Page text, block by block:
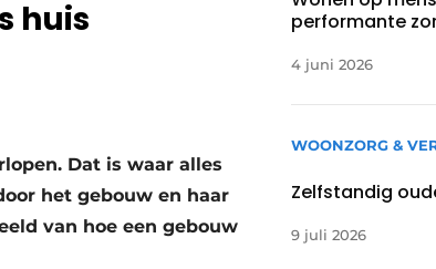
huis
Dat is waar alles
het gebouw en haar
van hoe een gebouw
performante
4 juni 2026
WOONZORG &
Zelfstandig
9 juli 2026